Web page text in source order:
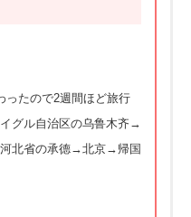
ったので2週間ほど旅行
グル自治区の乌鲁木齐→
北省の承德→北京→帰国